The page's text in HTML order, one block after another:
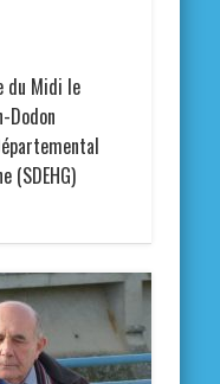
du Midi le
Dodon
(SDEHG)